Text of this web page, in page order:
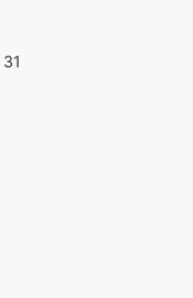
31